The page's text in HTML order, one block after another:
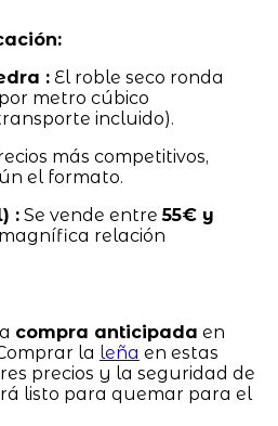
:El roble seco ronda
metro cúbico
incluido).
más competitivos,
el formato.
:Se vende entre55€ y
relación
compra anticipada en
la leña en estas
precios y la seguridad de
listo para quemar para el